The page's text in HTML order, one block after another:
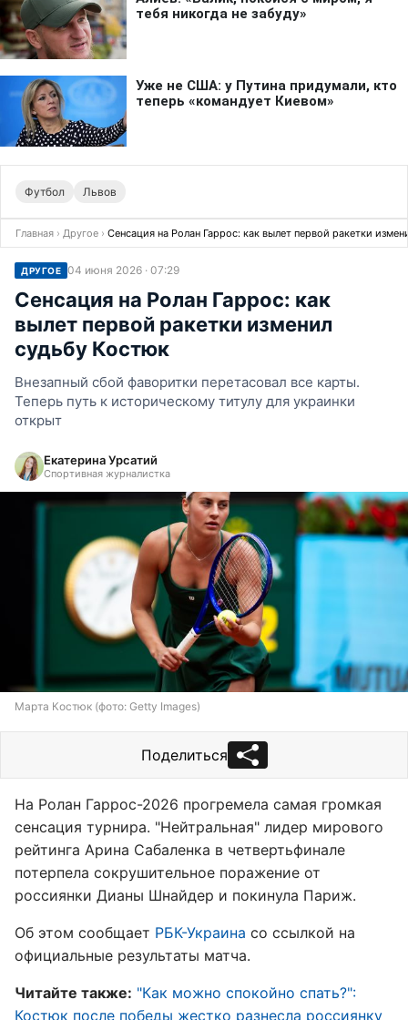
Футбол Львов
Главная › Другое › Сенсация на Ролан Гаррос: как вылет первой ракетки
ДРУГОЕ 04 июня 2026 · 07:29
Сенсация на Ролан Гаррос: как
вылет первой ракетки изменил
судьбу Костюк
Внезапный сбой фаворитки перетасовал все карты.
Теперь путь к историческому титулу для украинки
открыт
Екатерина Урсатий
Спортивная журналистка
Марта Костюк (фото: Getty Images)
Поделиться
На Ролан Гаррос-2026 прогремела самая громкая
сенсация турнира. "Нейтральная" лидер мирового
рейтинга Арина Сабаленка в четвертьфинале
потерпела сокрушительное поражение от
россиянки Дианы Шнайдер и покинула Париж.
Об этом сообщает РБК-Украина со ссылкой на
официальные результаты матча.
Читайте также: "Как можно спокойно спать?":
Костюк после победы жестко разнесла россиянку